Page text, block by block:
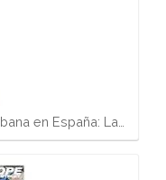
en España: La…